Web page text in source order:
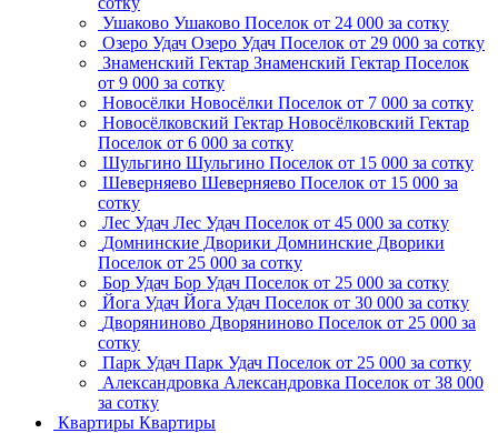
Ушаково Ушаково Поселок от 24 000 за сотку
Озеро Удач Озеро Удач Поселок от 29 000 за сотку
Знаменский Гектар Знаменский Гектар Поселок
от 9 000 за сотку
Новосёлки Новосёлки Поселок от 7 000 за сотку
Новосёлковский Гектар Новосёлковский Гектар
Поселок от 6 000 за сотку
Шульгино Шульгино Поселок от 15 000 за сотку
Шеверняево Шеверняево Поселок от 15 000 за
сотку
Лес Удач Лес Удач Поселок от 45 000 за сотку
Домнинские Дворики Домнинские Дворики
Поселок от 25 000 за сотку
Бор Удач Бор Удач Поселок от 25 000 за сотку
Йога Удач Йога Удач Поселок от 30 000 за сотку
Дворяниново Дворяниново Поселок от 25 000 за
сотку
Парк Удач Парк Удач Поселок от 25 000 за сотку
Александровка Александровка Поселок от 38 000
за сотку
Квартиры Квартиры